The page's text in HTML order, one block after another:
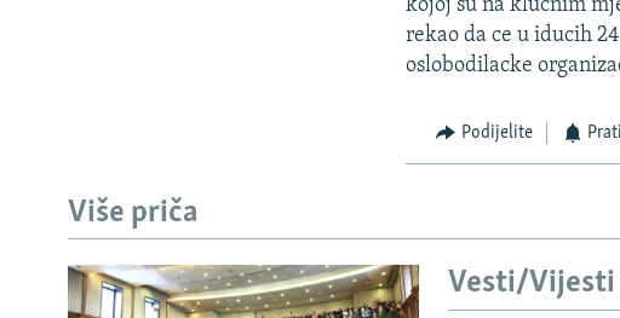
POPLAVE I KLIZIŠTA U BIH 2024.
TV LIBERTY
POST SCRIPTUM
kojoj su na klucnim
rekao da ce u iducih
oslobodilacke
Podijelite
Više priča
Vesti/Vijesti